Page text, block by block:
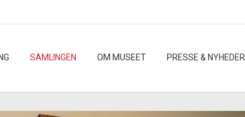
SAMLINGEN OM MUSEET PRESSE & NYHEDER